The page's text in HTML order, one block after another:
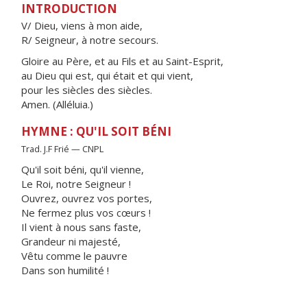
INTRODUCTION
V/ Dieu, viens à mon aide,
R/ Seigneur, à notre secours.
Gloire au Père, et au Fils et au Saint-Esprit,
au Dieu qui est, qui était et qui vient,
pour les siècles des siècles.
Amen. (Alléluia.)
HYMNE : QU'IL SOIT BÉNI
Trad. J.F Frié — CNPL
Qu'il soit béni, qu'il vienne,
Le Roi, notre Seigneur !
Ouvrez, ouvrez vos portes,
Ne fermez plus vos cœurs !
Il vient à nous sans faste,
Grandeur ni majesté,
Vêtu comme le pauvre
Dans son humilité !